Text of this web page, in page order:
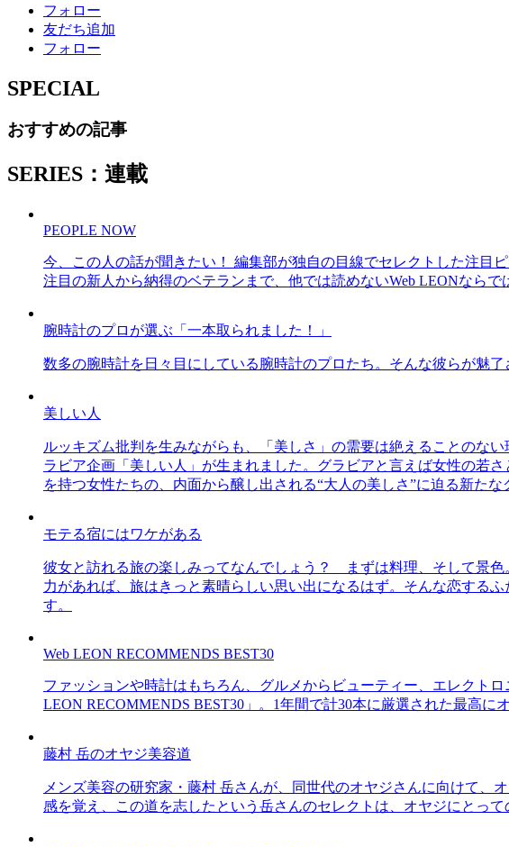
フォロー
友だち追加
フォロー
SPECIAL
おすすめの記事
SERIES：連載
PEOPLE NOW
今、この人の話が聞きたい！ 編集部が独自の目線でセレクトした注目
注目の新人から納得のベテランまで、他では読めないWeb LEONならで
腕時計のプロが選ぶ「一本取られました！」
数多の腕時計を日々目にしている腕時計のプロたち。そんな彼らが魅
美しい人
ルッキズム批判を生みながらも、「美しさ」の需要は絶えることのな
ラビア企画「美しい人」が生まれました。グラビアと言えば女性の若
を持つ女性たちの、内面から醸し出される“大人の美しさ”に迫る新たな
モテる宿にはワケがある
彼女と訪れる旅の楽しみってなんでしょう？ まずは料理、そして景
力があれば、旅はきっと素晴らしい思い出になるはず。そんな恋する
す。
Web LEON RECOMMENDS BEST30
ファッションや時計はもちろん、グルメからビューティー、エレクト
LEON RECOMMENDS BEST30」。1年間で計30本に厳選された最高に
藤村 岳のオヤジ美容道
メンズ美容の研究家・藤村 岳さんが、同世代のオヤジさんに向けて
感を覚え、この道を志したという岳さんのセレクトは、オヤジにとって